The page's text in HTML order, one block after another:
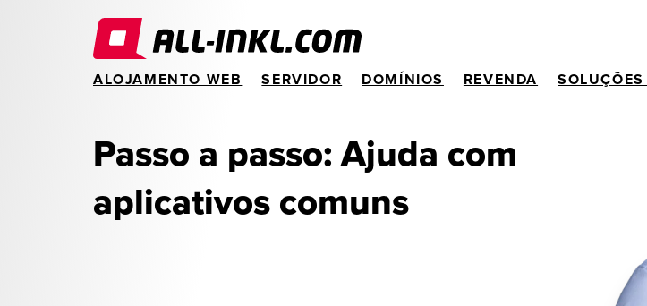
ALOJAMENTO WEB SERVIDOR DOMÍNIOS REVENDA
Passo a passo: Ajuda com
aplicativos comuns